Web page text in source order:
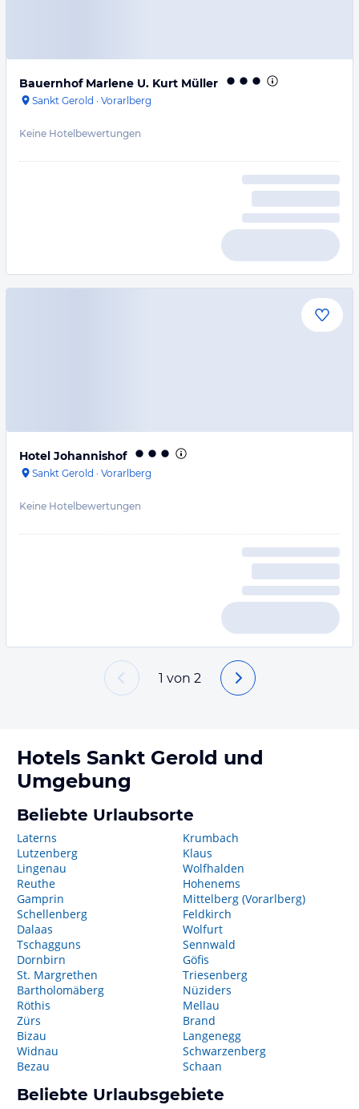
Bauernhof Marlene U. Kurt Müller
Sankt Gerold · Vorarlberg
Keine Hotelbewertungen
Hotel Johannishof
Sankt Gerold · Vorarlberg
Keine Hotelbewertungen
1 von 2
Hotels Sankt Gerold und
Umgebung
Beliebte Urlaubsorte
Laterns
Lutzenberg
Lingenau
Reuthe
Gamprin
Schellenberg
Dalaas
Tschagguns
Dornbirn
St. Margrethen
Bartholomäberg
Röthis
Zürs
Bizau
Widnau
Bezau
Krumbach
Klaus
Wolfhalden
Hohenems
Mittelberg (Vorarlberg)
Feldkirch
Wolfurt
Sennwald
Göfis
Triesenberg
Nüziders
Mellau
Brand
Langenegg
Schwarzenberg
Schaan
Beliebte Urlaubsgebiete